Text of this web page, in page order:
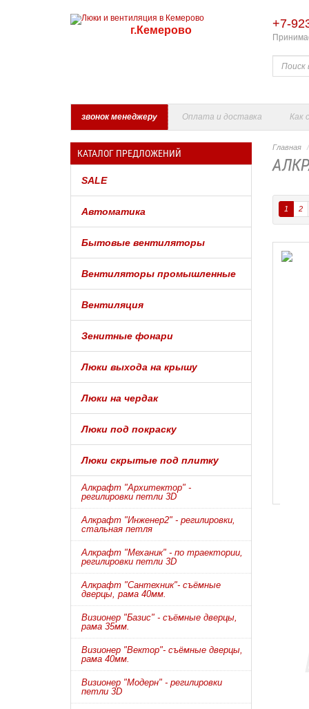
г.Кемерово +7-
звонок менеджеру Оплата и доставка Как
КАТАЛОГ ПРЕДЛОЖЕНИЙ
SALE
Автоматика
Бытовые вентиляторы
Вентиляторы промышленные
Вентиляция
Зенитные фонари
Люки выхода на крышу
Люки на чердак
Люки под покраску
Люки скрытые под плитку
Алкрафт "Архитектор" -
регилировки петли 3D
Алкрафт "Инженер2" - регилировки,
стальная петля
Алкрафт "Механик" - по траектории,
регилировки петли 3D
Алкрафт "Сантехник"- съёмные
дверцы, рама 40мм.
Визионер "Базис" - съёмные дверцы,
рама 35мм.
Визионер "Вектор"- съёмные дверцы,
рама 40мм.
Визионер "Модерн" - регилировки
петли 3D
Главная
1 2